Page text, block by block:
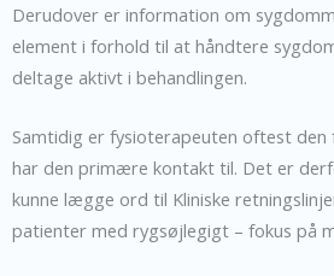
Derudover er information om
element i forhold til at håndtere
deltage aktivt i behandlingen.
Samtidig er fysioterapeuten oftest
har den primære kontakt til. Det er
kunne lægge ord til Kliniske
patienter med rygsøjlegigt – fokus på